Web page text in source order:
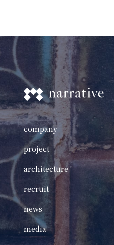
company
project
architecture
recruit
news
media